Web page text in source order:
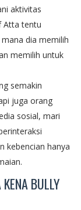
aktivitas
Atta tentu
dia memilih
memilih untuk
semakin
juga orang
sosial, mari
kebencian hanya
BULLY